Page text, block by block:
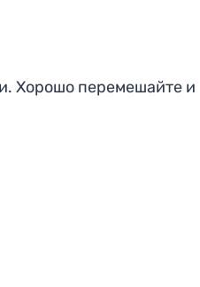
Хорошо перемешайте и